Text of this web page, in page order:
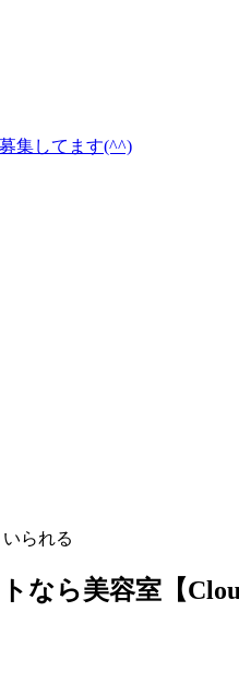
集してます(^^)
られる
なら美容室【